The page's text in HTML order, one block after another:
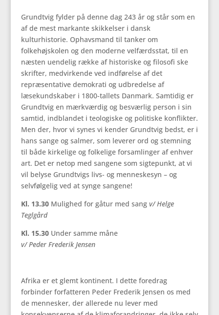
Grundtvig fylder på denne dag 243 år og står som en
af de mest markante skikkelser i dansk
kulturhistorie. Ophavsmand til tanker om
folkehøjskolen og den moderne velfærdsstat, til en
næsten uendelig række af historiske og filosofi ske
skrifter, medvirkende ved indførelse af det
repræsentative demokrati og udbredelse af
læsekundskaber i 1800-tallets Danmark. Samtidig er
Grundtvig en mærkværdig og besværlig person i sin
samtid, indblandet i teologiske og politiske konflikter.
Men der, hvor vi synes vi kender Grundtvig bedst, er i
hans sange og salmer, som leverer ord og stemning
til både kirkelige og folkelige forsamlinger af enhver
art. Det er netop med sangene som sigtepunkt, at vi
vil belyse Grundtvigs livs- og menneskesyn – og
selvfølgelig ved at synge sangene!
Kl. 13.30Mulighed for gåtur med sang v/ Helge
Teglgård
Kl. 15.30Under samme måne
v/ Peder Frederik Jensen
Afrika er et glemt kontinent. I dette foredrag
forbinder forfatteren Peder Frederik Jensen os med
de mennesker, der allerede nu lever med